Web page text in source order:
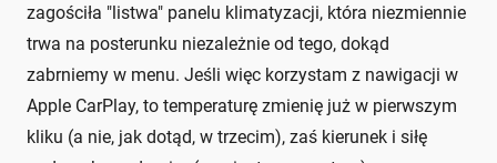
zagościła "listwa" panelu klimatyzacji, która niezmiennie
trwa na posterunku niezależnie od tego, dokąd
zabrniemy w menu. Jeśli więc korzystam z nawigacji w
Apple CarPlay, to temperaturę zmienię już w pierwszym
kliku (a nie, jak dotąd, w trzecim), zaś kierunek i siłę